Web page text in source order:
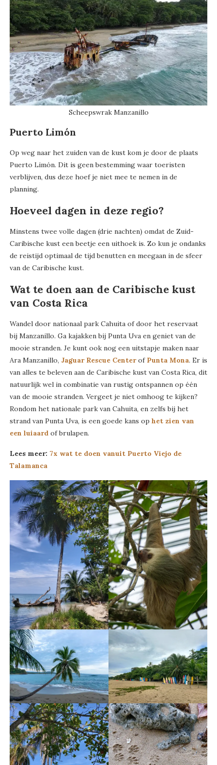
Scheepswrak Manzanillo
Puerto Limón
Op weg naar het zuiden van de kust kom je door de plaats
Puerto Limón. Dit is geen bestemming waar toeristen
verblijven, dus deze hoef je niet mee te nemen in de
planning.
Hoeveel dagen in deze regio?
Minstens twee volle dagen (drie nachten) omdat de Zuid-
Caribische kust een beetje een uithoek is. Zo kun je ondanks
de reistijd optimaal de tijd benutten en meegaan in de sfeer
van de Caribische kust.
Wat te doen aan de Caribische kust
van Costa Rica
Wandel door nationaal park Cahuita of door het reservaat
bij Manzanillo. Ga kajakken bij Punta Uva en geniet van de
mooie stranden. Je kunt ook nog een uitstapje maken naar
Ara Manzanillo, Jaguar Rescue Centerof Punta Mona. Er is
van alles te beleven aan de Caribische kust van Costa Rica, dit
natuurlijk wel in combinatie van rustig ontspannen op één
van de mooie stranden. Vergeet je niet omhoog te kijken?
Rondom het nationale park van Cahuita, en zelfs bij het
strand van Punta Uva, is een goede kans op het zien van
een luiaard of brulapen.
Lees meer: 7x wat te doen vanuit Puerto Viejo de
Talamanca